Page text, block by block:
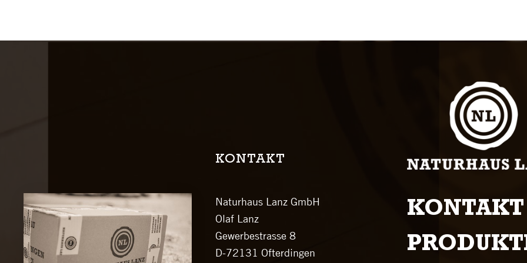
KONTAKT
Naturhaus Lanz GmbH
Olaf Lanz
Gewerbestrasse 8
D-72131 Ofterdingen
KONTAKT